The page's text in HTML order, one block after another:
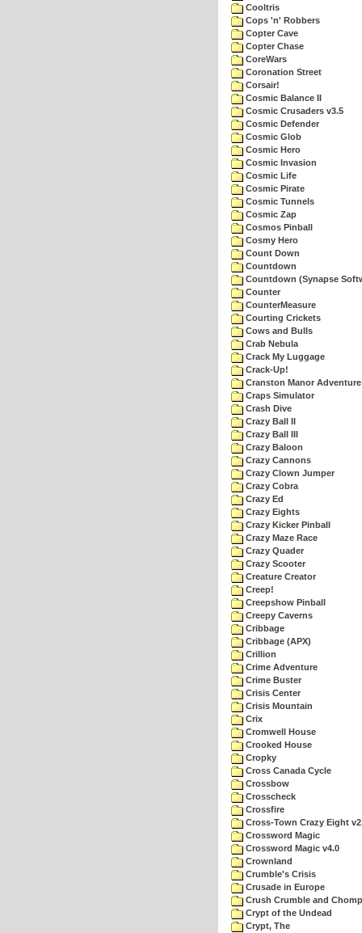
Cooltris
Cops 'n' Robbers
Copter Cave
Copter Chase
CoreWars
Coronation Street
Corsair!
Cosmic Balance II
Cosmic Crusaders v3.5
Cosmic Defender
Cosmic Glob
Cosmic Hero
Cosmic Invasion
Cosmic Life
Cosmic Pirate
Cosmic Tunnels
Cosmic Zap
Cosmos Pinball
Cosmy Hero
Count Down
Countdown
Countdown (Synapse
Counter
CounterMeasure
Courting Crickets
Cows and Bulls
Crab Nebula
Crack My Luggage
Crack-Up!
Cranston Manor Adventure
Craps Simulator
Crash Dive
Crazy Ball II
Crazy Ball III
Crazy Baloon
Crazy Cannons
Crazy Clown Jumper
Crazy Cobra
Crazy Ed
Crazy Eights
Crazy Kicker Pinball
Crazy Maze Race
Crazy Quader
Crazy Scooter
Creature Creator
Creep!
Creepshow Pinball
Creepy Caverns
Cribbage
Cribbage (APX)
Crillion
Crime Adventure
Crime Buster
Crisis Center
Crisis Mountain
Crix
Cromwell House
Crooked House
Cropky
Cross Canada Cycle
Crossbow
Crosscheck
Crossfire
Cross-Town Crazy Eight
Crossword Magic
Crossword Magic v4.0
Crownland
Crumble's Crisis
Crusade in Europe
Crush Crumble and Chomp
Crypt of the Undead
Crypt, The